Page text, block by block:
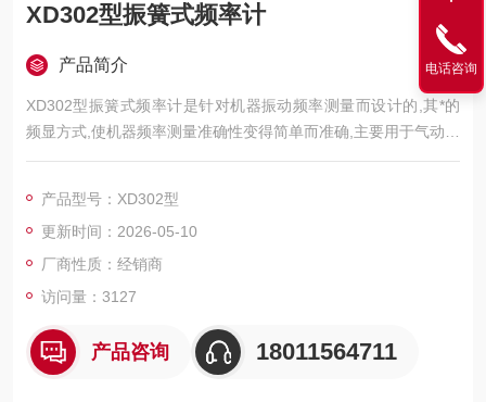
XD302型振簧式频率计
产品简介
XD302型振簧式频率计是针对机器振动频率测量而设计的,其*的
频显方式,使机器频率测量准确性变得简单而准确,主要用于气动工
具，振动压路机，工程机器，发动机，汽轮机，风机，电机，水
产品型号：XD302型
更新时间：2026-05-10
厂商性质：经销商
访问量：3127
产品咨询 18011564711
电话咨询